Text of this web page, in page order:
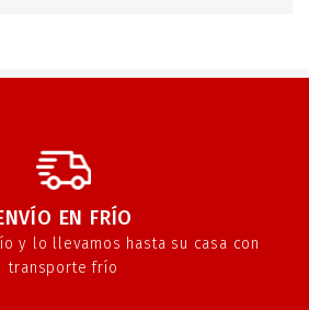
EN FRÍO
y lo llevamos hasta su casa con
transporte frío